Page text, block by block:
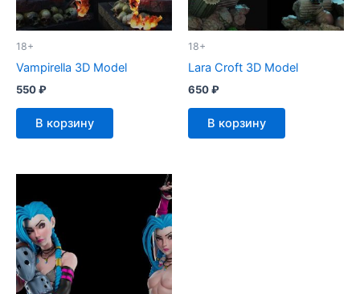
18+
Vampirella 3D Model
550₽
В корзину
18+
Lara Croft 3D Model
650₽
В корзину